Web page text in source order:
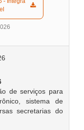
de serviços para
sistema de
secretarias do